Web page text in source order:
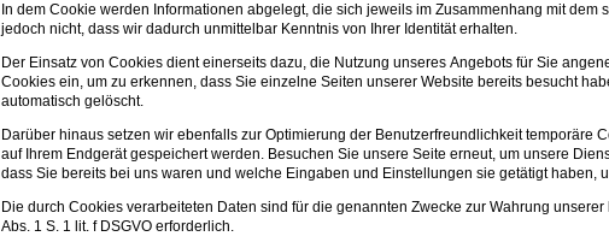
In dem Cookie werden Informationen abgelegt, die sich jeweils im Zusammenhang mit
jedoch nicht, dass wir dadurch unmittelbar Kenntnis von Ihrer Identität erhalten.
Der Einsatz von Cookies dient einerseits dazu, die Nutzung unseres Angebots für Sie
Cookies ein, um zu erkennen, dass Sie einzelne Seiten unserer Website bereits besucht
automatisch gelöscht.
Darüber hinaus setzen wir ebenfalls zur Optimierung der Benutzerfreundlichkeit temporäre
auf Ihrem Endgerät gespeichert werden. Besuchen Sie unsere Seite erneut, um unsere
dass Sie bereits bei uns waren und welche Eingaben und Einstellungen sie getätigt haben,
Die durch Cookies verarbeiteten Daten sind für die genannten Zwecke zur Wahrung
Abs. 1 S. 1 lit. f DSGVO erforderlich.